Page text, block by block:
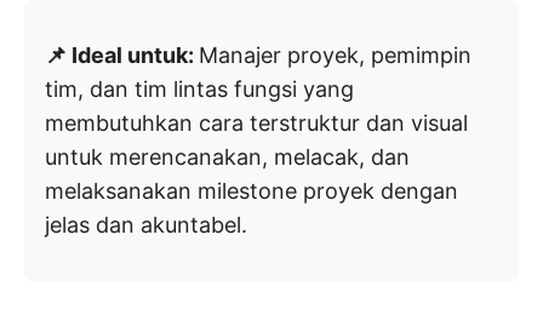
📌 Ideal untuk: Manajer proyek, pemimpin
tim, dan tim lintas fungsi yang
membutuhkan cara terstruktur dan visual
untuk merencanakan, melacak, dan
melaksanakan milestone proyek dengan
jelas dan akuntabel.